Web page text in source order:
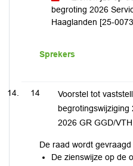
begroting 2026
Haaglanden [25-
Sprekers
14
Voorstel tot
2026 GR GGD/VTH
De raad wordt gevraagd
De zienswijze op de